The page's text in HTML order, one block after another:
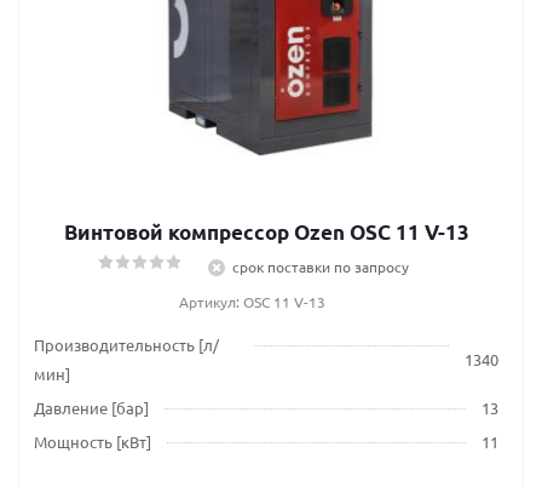
Винтовой компрессор Ozen OSC 11 V-13
срок поставки по запросу
Артикул: OSC 11 V-13
Производительность [л/
мин]
1340
Давление [бар]
13
Мощность [кВт]
11